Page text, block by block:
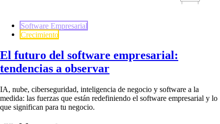
Software Empresarial
Crecimiento
El futuro del software empresarial:
tendencias a observar
IA, nube, ciberseguridad, inteligencia de negocio y software a la
medida: las fuerzas que están redefiniendo el software empresarial y lo
que significan para tu negocio.